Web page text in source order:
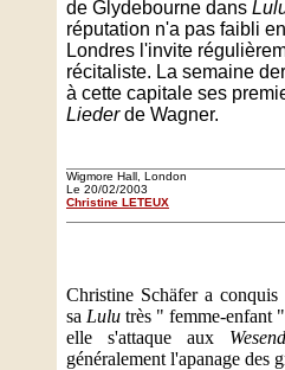
de Glydebourne dans
réputation n'a pas faibli
Londres l'invite
récitaliste. La semaine
à cette capitale ses
Liederde Wagner.
Wigmore Hall, London
Le 20/02/2003
Christine LETEUX
Christine Schäfer a
sa Lulu très " femme-enfant
elle s'attaque aux
généralement l'apanage des